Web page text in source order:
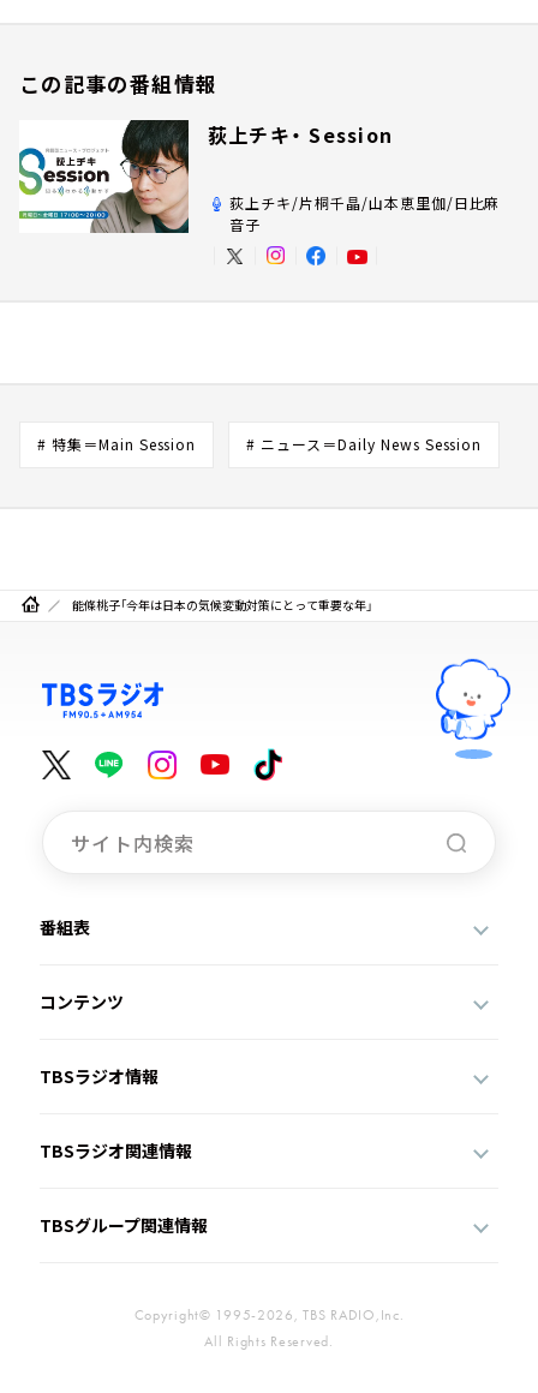
この記事の番組情報
荻上チキ・ Session
荻上チキ/片桐千晶/山本恵里伽/日比麻
音子
# 特集＝Main Session # ニュース＝Daily News Session
能條桃子「今年は日本の気候変動対策にとって重要な年」
番組表
コンテンツ
TBSラジオ情報
TBSラジオ関連情報
TBSグループ関連情報
Copyright© 1995-2026, TBS RADIO,Inc.
All Rights Reserved.